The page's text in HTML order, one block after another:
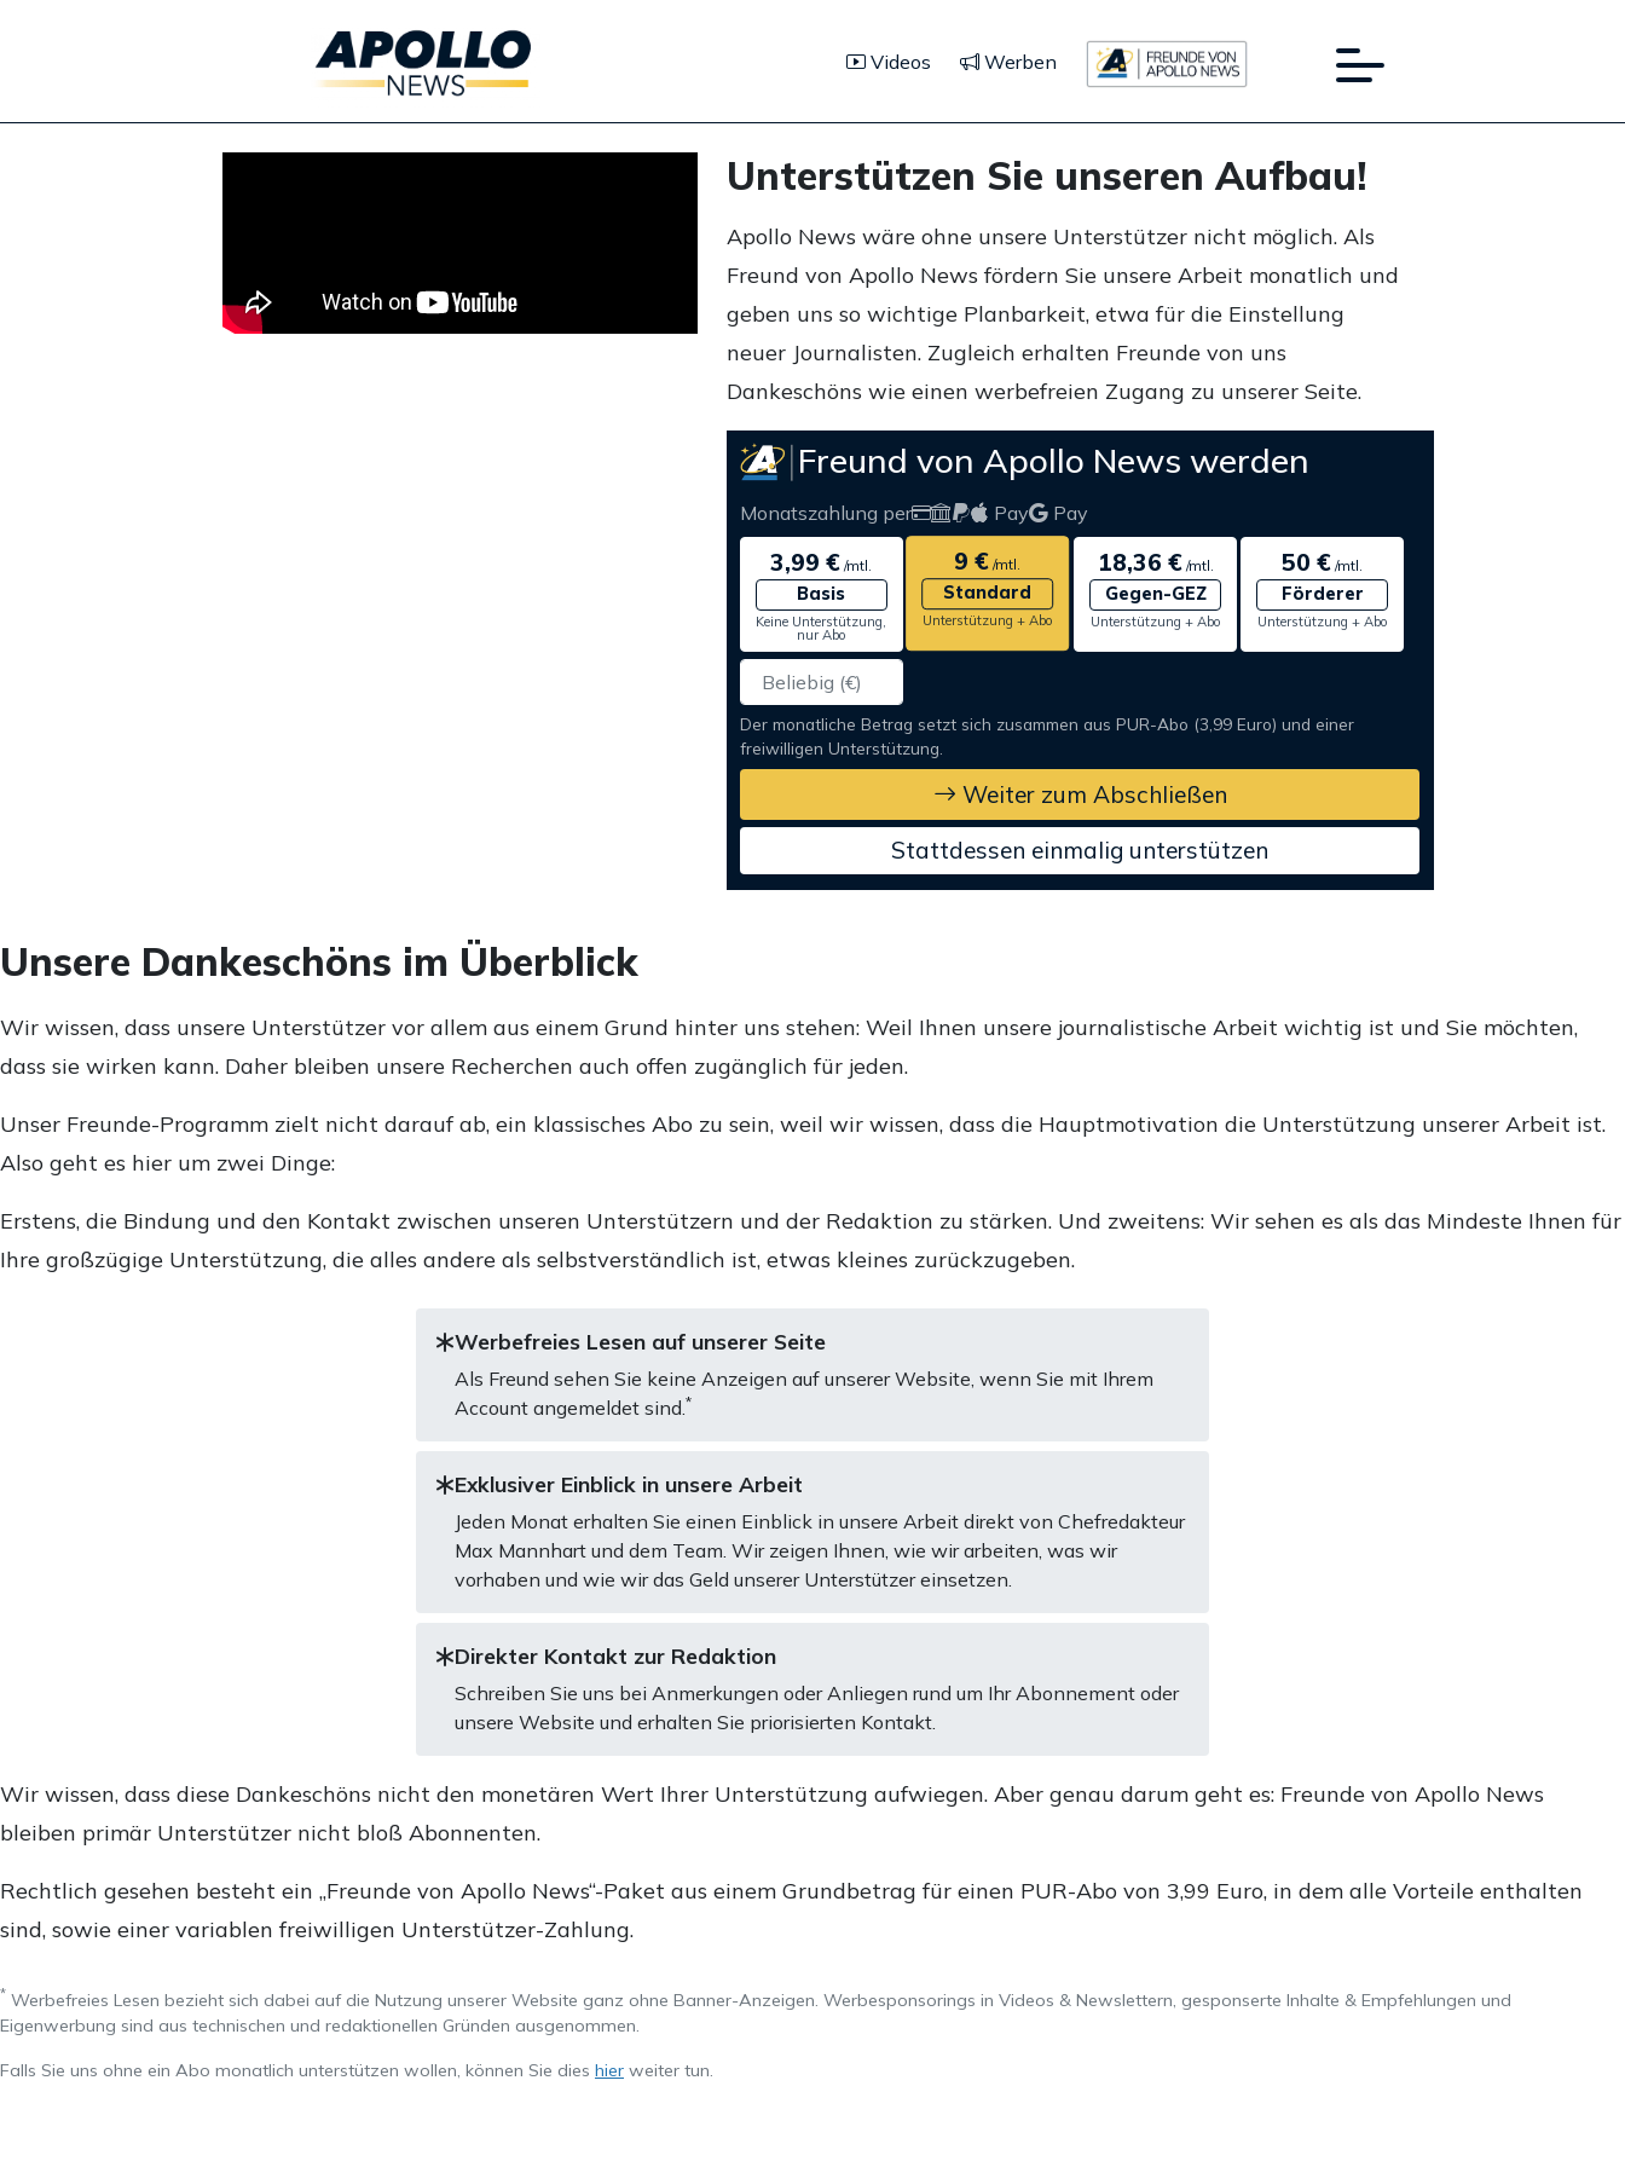
Videos Werben
Unterstützen Sie unseren Aufbau!
Apollo News wäre ohne unsere Unterstützer nicht möglich. Als
Freund von Apollo News fördern Sie unsere Arbeit monatlich und
geben uns so wichtige Planbarkeit, etwa für die Einstellung
neuer Journalisten. Zugleich erhalten Freunde von uns
Dankeschöns wie einen werbefreien Zugang zu unserer Seite.
Freund von Apollo News werden
Monatszahlung per Pay Pay
3,99 € /mtl.
Basis
Keine Unterstützung,
nur Abo
9 € /mtl.
Standard
Unterstützung + Abo
18,36 €/mtl.
Gegen-GEZ
Unterstützung + Abo
50 € /mtl.
Förderer
Unterstützung + Abo
Der monatliche Betrag setzt sich zusammen aus PUR-Abo (3,99 Euro) und einer
freiwilligen Unterstützung.
Weiter zum Abschließen
Stattdessen einmalig unterstützen
Unsere Dankeschöns im Überblick
Wir wissen, dass unsere Unterstützer vor allem aus einem Grund hinter uns stehen: Weil Ihnen unsere journalistische Arbeit wichtig ist und Sie möchten,
dass sie wirken kann. Daher bleiben unsere Recherchen auch offen zugänglich für jeden.
Unser Freunde-Programm zielt nicht darauf ab, ein klassisches Abo zu sein, weil wir wissen, dass die Hauptmotivation die Unterstützung unserer Arbeit ist.
Also geht es hier um zwei Dinge:
Erstens, die Bindung und den Kontakt zwischen unseren Unterstützern und der Redaktion zu stärken. Und zweitens: Wir sehen es als das Mindeste Ihnen für
Ihre großzügige Unterstützung, die alles andere als selbstverständlich ist, etwas kleines zurückzugeben.
Werbefreies Lesen auf unserer Seite
Als Freund sehen Sie keine Anzeigen auf unserer Website, wenn Sie mit Ihrem
Account angemeldet sind. *
Exklusiver Einblick in unsere Arbeit
Jeden Monat erhalten Sie einen Einblick in unsere Arbeit direkt von Chefredakteur
Max Mannhart und dem Team. Wir zeigen Ihnen, wie wir arbeiten, was wir
vorhaben und wie wir das Geld unserer Unterstützer einsetzen.
Direkter Kontakt zur Redaktion
Schreiben Sie uns bei Anmerkungen oder Anliegen rund um Ihr Abonnement oder
unsere Website und erhalten Sie priorisierten Kontakt.
Wir wissen, dass diese Dankeschöns nicht den monetären Wert Ihrer Unterstützung aufwiegen. Aber genau darum geht es: Freunde von Apollo News
bleiben primär Unterstützer nicht bloß Abonnenten.
Rechtlich gesehen besteht ein „Freunde von Apollo News“-Paket aus einem Grundbetrag für einen PUR-Abo von 3,99 Euro, in dem alle Vorteile enthalten
sind, sowie einer variablen freiwilligen Unterstützer-Zahlung.
* Werbefreies Lesen bezieht sich dabei auf die Nutzung unserer Website ganz ohne Banner-Anzeigen. Werbesponsorings in Videos & Newslettern, gesponserte Inhalte & Empfehlungen und
Eigenwerbung sind aus technischen und redaktionellen Gründen ausgenommen.
Falls Sie uns ohne ein Abo monatlich unterstützen wollen, können Sie dies hier weiter tun.